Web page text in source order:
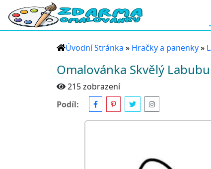
Úvodní Stránka » Hračky a panenky»
Omalovánka Skvělý Labubu
215 zobrazení
Podíl: